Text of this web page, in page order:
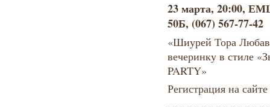
23 марта, 20:00,
50Б, (067) 567-77-42
«Шиурей Тора
вечеринку в стиле
PARTY»
Регистрация на